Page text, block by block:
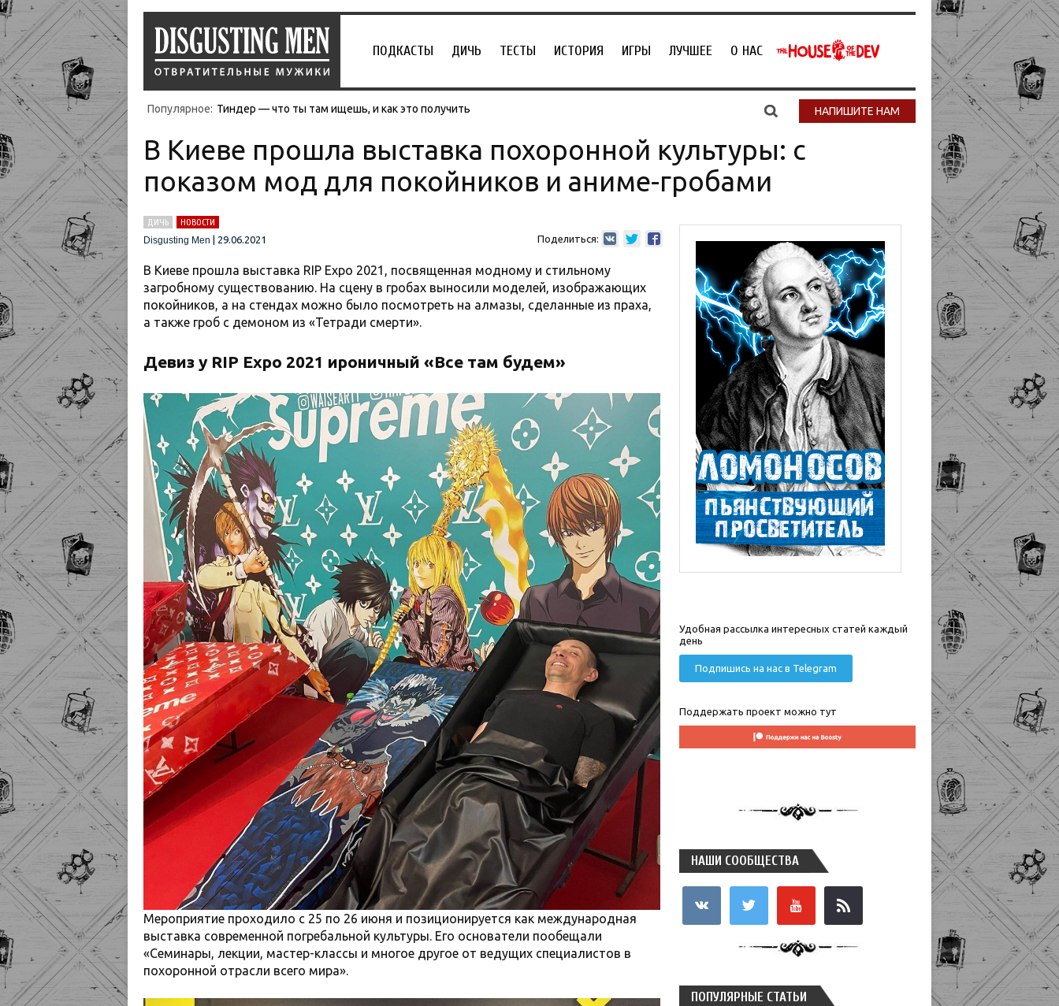
ПОДКАСТЫ ДИЧЬ ТЕСТЫ ИСТОРИЯ ИГРЫ ЛУЧШЕЕ О НАС
Популярное: Тиндер — что ты там ищешь, и как это получить НАПИШИТЕ НАМ
В Киеве прошла выставка похоронной культуры: с
показом мод для покойников и аниме-гробами
ДИЧЬ
НОВОСТИ
Disgusting Men
29.06.2021 Поделиться:
В Киеве прошла выставка RIP Expo 2021, посвященная модному и стильному
загробному существованию. На сцену в гробах выносили моделей, изображающих
покойников, а на стендах можно было посмотреть на алмазы, сделанные из праха,
а также гроб с демоном из «Тетради смерти».
Девиз у RIP Expo 2021 ироничный «Все там будем»
Мероприятие проходило с 25 по 26 июня и позиционируется как международная
выставка современной погребальной культуры. Его основатели пообещали
«Семинары, лекции, мастер-классы и многое другое от ведущих специалистов в
похоронной отрасли всего мира».
Удобная рассылка интересных статей каждый
день
Подпишись на нас в Telegram
Поддержать проект можно тут
НАШИ СООБЩЕСТВА
ПОПУЛЯРНЫЕ СТАТЬИ